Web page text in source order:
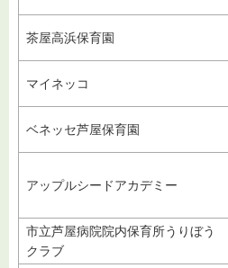
茶屋高浜保育園
マイネッコ
ベネッセ芦屋保育園
アップルシードアカデミー
市立芦屋病院院内保育所うりぼう
クラブ